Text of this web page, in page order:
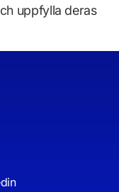
uppfylla deras